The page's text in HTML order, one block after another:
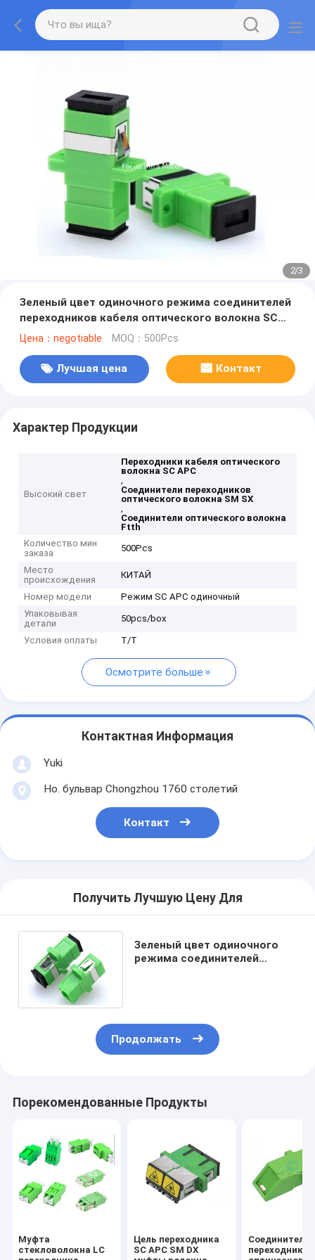
2/3
Зеленый цвет одиночного режима соединителей
переходников кабеля оптического волокна SC
APC SM SX Ftth
Цена：negotiable MOQ：500Pcs
Лучшая цена Контакт
Характер Продукции
Высокий свет
Переходники кабеля оптического
волокна SC APC
,
Соединители переходников
оптического волокна SM SX
,
Соединители оптического волокна
Ftth
Количество мин
заказа
500Pcs
Место
происхождения
КИТАЙ
Номер модели
Режим SC APC одиночный
Упаковывая
детали
50pcs/box
Условия оплаты T/T
Осмотрите больше
Контактная Информация
Yuki
Но. бульвар Chongzhou 1760 столетий
Контакт
Получить Лучшую Цену Для
Зеленый цвет одиночного
режима соединителей
Продолжать
Порекомендованные Продукты
Муфта
стекловолокна LC
Цель переходника
SC APC SM DX
Соединители
переходников